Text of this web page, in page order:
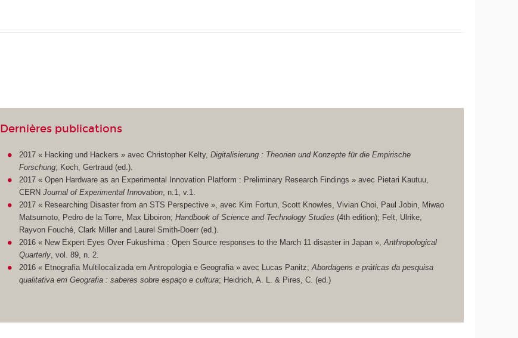
Dernières publications
2017 « Hacking und Hackers » avec Christopher Kelty,Digitalisierung : Theorien und Konzepte für die Empirische
Forschung; Koch, Gertraud (ed.).
2017 « Open Hardware as an Experimental Innovation Platform : Preliminary Research Findings » avec Pietari Kautuu,
CERNJournal of Experimental Innovation, n.1, v.1.
2017 « Researching Disaster from an STS Perspective », avec Kim Fortun, Scott Knowles, Vivian Choi, Paul Jobin, Miwao
Matsumoto, Pedro de la Torre, Max Liboiron;Handbook of Science and Technology Studies (4th edition); Felt, Ulrike,
Rayvon Fouché, Clark Miller and Laurel Smith-Doerr (ed.).
2016 « New Expert Eyes Over Fukushima : Open Source responses to the March 11 disaster in Japan »,Anthropological
Quarterly, vol. 89, n. 2.
2016 « Etnografia Multilocalizada em Antropologia e Geografia » avec Lucas Panitz;Abordagens e práticas da pesquisa
qualitativa em Geografia : saberes sobre espaço e cultura; Heidrich, A. L. & Pires, C. (ed.)